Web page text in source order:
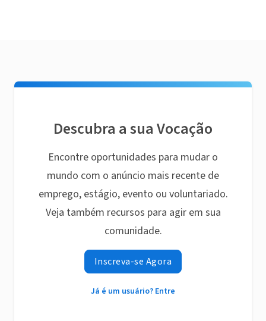
Descubra a sua Vocação
Encontre oportunidades para mudar o
mundo com o anúncio mais recente de
emprego, estágio, evento ou voluntariado.
Veja também recursos para agir em sua
comunidade.
Inscreva-se Agora
Já é um usuário? Entre